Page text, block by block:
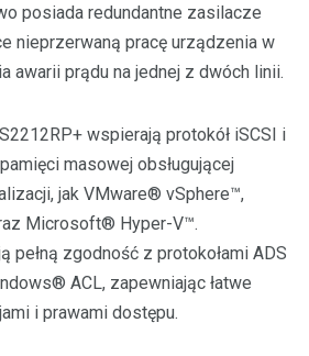
posiada redundantne zasilacze
nieprzerwaną pracę urządzenia w
awarii prądu na jednej z dwóch linii.
wspierają protokół iSCSI i
masowej obsługującej
jak VMware® vSphere™,
Microsoft® Hyper-V™.
pełną zgodność z protokołami ADS
ACL, zapewniając łatwe
i prawami dostępu.